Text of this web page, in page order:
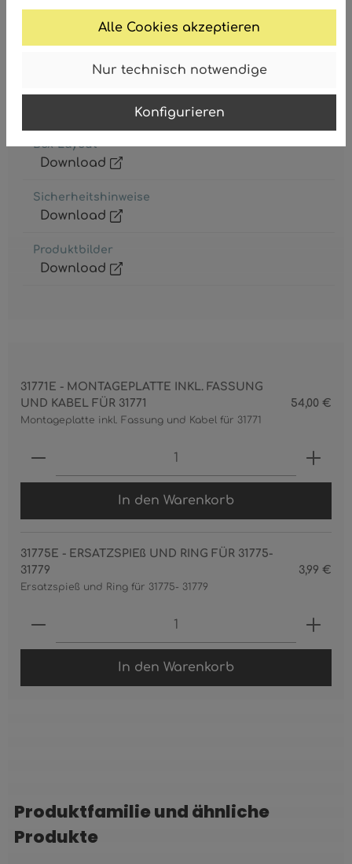
Alle Cookies akzeptieren
Nur technisch notwendige
Konfigurieren
Box-Layout
Download
Sicherheitshinweise
Download
Produktbilder
Download
31771E - MONTAGEPLATTE INKL. FASSUNG
UND KABEL FÜR 31771
Montageplatte inkl. Fassung und Kabel für 31771
54,00 €
Produkt Anzahl: Gib den
In den Warenkorb
31775E - ERSATZSPIEß UND RING FÜR 31775-
31779
Ersatzspieß und Ring für 31775- 31779
3,99 €
Produkt Anzahl: Gib den
In den Warenkorb
Produktgalerie überspringen
Produktfamilie und ähnliche
Produkte